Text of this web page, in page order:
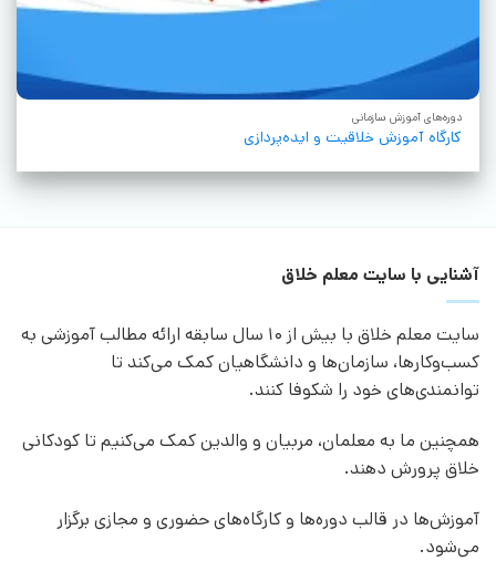
دوره‌های آموزش سازمانی
کارگاه آموزش خلاقیت و ایده‌پردازی
آشنایی با سایت معلم خلاق
سایت معلم خلاق با بیش از 10 سال سابقه ارائه مطالب آموزشی به
کسب‌وکارها، سازمان‌ها و دانشگاهیان کمک می‌کند تا
توانمندی‌های خود را شکوفا کنند.
همچنین ما به معلمان، مربیان و والدین کمک می‌کنیم تا کودکانی
خلاق پرورش دهند.
آموزش‌ها در قالب دوره‌ها و کارگاه‌های حضوری و مجازی برگزار
می‌شود.